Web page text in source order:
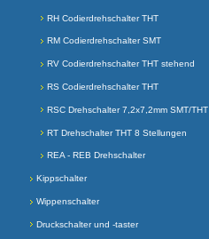
RH Codierdrehschalter THT
RM Codierdrehschalter SMT
RV Codierdrehschalter THT stehend
RS Codierdrehschalter THT
RSC Drehschalter 7,2x7,2mm SMT/THT
RT Drehschalter THT 8 Stellungen
REA - REB Drehschalter
Kippschalter
Wippenschalter
Druckschalter und -taster